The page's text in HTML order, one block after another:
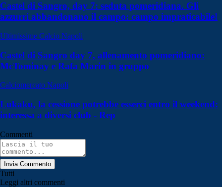
Castel di Sangro, day 7: seduta pomeridiana. Gli
azzurri abbandonano il campo: campo impraticabile!
Ultimissime Calcio Napoli
Castel di Sangro day 7, allenamento pomeridiano:
McTominay e Rafa Marin in gruppo
Calciomercato Napoli
Lukaku, la cessione potrebbe esserci entro il weekend:
interessa a diversi club - Rep
Commenti
Invia Commento
Tutti
Leggi altri commenti